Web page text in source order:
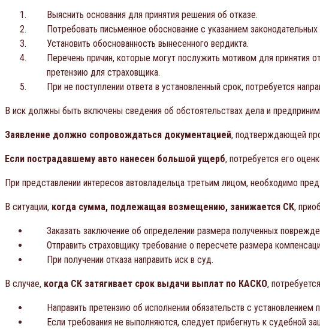
Выяснить основания для принятия решения об отказе.
Потребовать письменное обоснование с указанием
Установить обоснованность вынесенного вердикта.
Перечень причин, которые могут послужить мотивом для принятия
претензию для страховщика.
При не поступлении ответа в установленный срок, потребуется
В иск должны быть включены сведения об обстоятельствах дела и
Заявление должно сопровождаться документацией, подтверждающей
Если пострадавшему авто нанесен большой ущерб, потребуется его
При представлении интересов автовладельца третьим лицом, необходимо
В ситуации, когда сумма, подлежащая возмещению, занижается СК,
Заказать заключение об определении размера полученных
Отправить страховщику требование о пересчете размера
При получении отказа направить иск в суд.
В случае, когда СК затягивает срок выдачи выплат по КАСКО,
Направить претензию об исполнении обязательств с
Если требования не выполняются, следует прибегнуть к судебной